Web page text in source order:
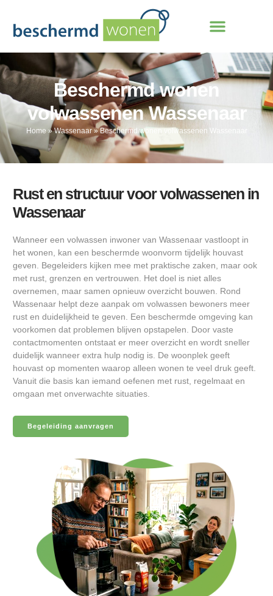
Beschermd wonen
volwassenen Wassenaar
Home»Wassenaar»Beschermd wonen volwassenen Wassenaar
Rust en structuur voor volwassenen in
Wassenaar
Wanneer een volwassen inwoner van Wassenaar vastloopt in
het wonen, kan een beschermde woonvorm tijdelijk houvast
geven. Begeleiders kijken mee met praktische zaken, maar ook
met rust, grenzen en vertrouwen. Het doel is niet alles
overnemen, maar samen opnieuw overzicht bouwen. Rond
Wassenaar helpt deze aanpak om volwassen bewoners meer
rust en duidelijkheid te geven. Een beschermde omgeving kan
voorkomen dat problemen blijven opstapelen. Door vaste
contactmomenten ontstaat er meer overzicht en wordt sneller
duidelijk wanneer extra hulp nodig is. De woonplek geeft
houvast op momenten waarop alleen wonen te veel druk geeft.
Vanuit die basis kan iemand oefenen met rust, regelmaat en
omgaan met onverwachte situaties.
Begeleiding aanvragen